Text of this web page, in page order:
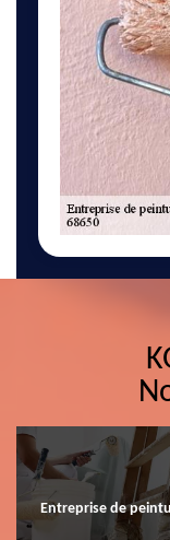
Entreprise de